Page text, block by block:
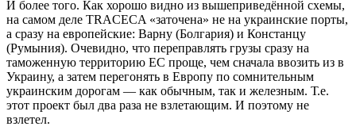
И более того. Как хорошо видно из вышеприведённой схемы,
на самом деле TRACECA «заточена» не на украинские порты,
а сразу на европейские: Варну (Болгария) и Констанцу
(Румыния). Очевидно, что переправлять грузы сразу на
таможенную территорию ЕС проще, чем сначала ввозить из в
Украину, а затем перегонять в Европу по сомнительным
украинским дорогам — как обычным, так и железным. Т.е.
этот проект был два раза не взлетающим. И поэтому не
взлетел.